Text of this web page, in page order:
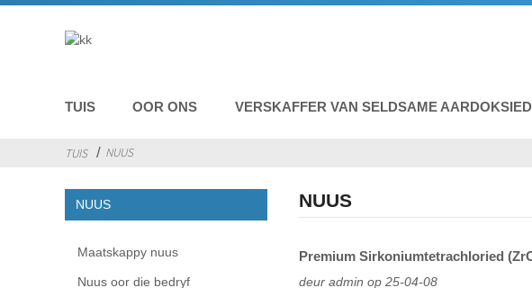
TUIS OOR ONS VERSKAFFER VAN SELDSAME
TUIS NUUS
NUUS
Maatskappy nuus
Nuus oor die bedryf
NUUS
Premium Sirkoniumtetrachloried
deur admin op 25-04-08